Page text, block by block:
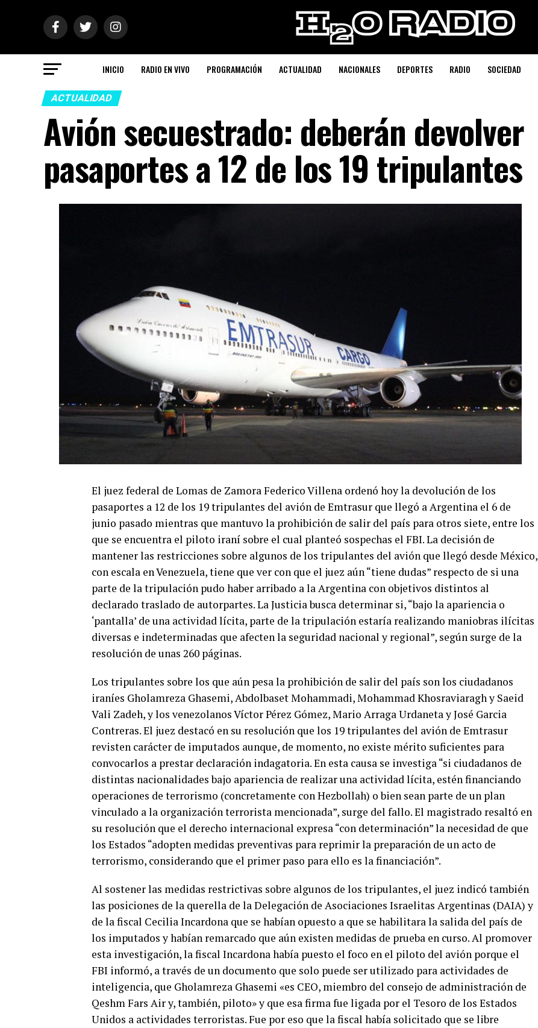
INICIO RADIO EN VIVO PROGRAMACIÓN ACTUALIDAD NACIONALES DEPORTES RADIO SOCIEDAD
ACTUALIDAD
Avión secuestrado: deberán devolver
pasaportes a 12 de los 19 tripulantes
El juez federal de Lomas de Zamora Federico Villena ordenó hoy la devolución de los
pasaportes a 12 de los 19 tripulantes del avión de Emtrasur que llegó a Argentina el 6 de
junio pasado mientras que mantuvo la prohibición de salir del país para otros siete, entre los
que se encuentra el piloto iraní sobre el cual planteó sospechas el FBI. La decisión de
mantener las restricciones sobre algunos de los tripulantes del avión que llegó desde México,
con escala en Venezuela, tiene que ver con que el juez aún “tiene dudas” respecto de si una
parte de la tripulación pudo haber arribado a la Argentina con objetivos distintos al
declarado traslado de autorpartes. La Justicia busca determinar si, “bajo la apariencia o
‘pantalla’ de una actividad lícita, parte de la tripulación estaría realizando maniobras ilícitas
diversas e indeterminadas que afecten la seguridad nacional y regional”, según surge de la
resolución de unas 260 páginas.
Los tripulantes sobre los que aún pesa la prohibición de salir del país son los ciudadanos
iraníes Gholamreza Ghasemi, Abdolbaset Mohammadi, Mohammad Khosraviaragh y Saeid
Vali Zadeh, y los venezolanos Víctor Pérez Gómez, Mario Arraga Urdaneta y José Garcia
Contreras. El juez destacó en su resolución que los 19 tripulantes del avión de Emtrasur
revisten carácter de imputados aunque, de momento, no existe mérito suficientes para
convocarlos a prestar declaración indagatoria. En esta causa se investiga “si ciudadanos de
distintas nacionalidades bajo apariencia de realizar una actividad lícita, estén financiando
operaciones de terrorismo (concretamente con Hezbollah) o bien sean parte de un plan
vinculado a la organización terrorista mencionada”, surge del fallo. El magistrado resaltó en
su resolución que el derecho internacional expresa “con determinación” la necesidad de que
los Estados “adopten medidas preventivas para reprimir la preparación de un acto de
terrorismo, considerando que el primer paso para ello es la financiación”.
Al sostener las medidas restrictivas sobre algunos de los tripulantes, el juez indicó también
las posiciones de la querella de la Delegación de Asociaciones Israelitas Argentinas (DAIA) y
de la fiscal Cecilia Incardona que se habían opuesto a que se habilitara la salida del país de
los imputados y habían remarcado que aún existen medidas de prueba en curso. Al promover
esta investigación, la fiscal Incardona había puesto el foco en el piloto del avión porque el
FBI informó, a través de un documento que solo puede ser utilizado para actividades de
inteligencia, que Gholamreza Ghasemi «es CEO, miembro del consejo de administración de
Qeshm Fars Air y, también, piloto» y que esa firma fue ligada por el Tesoro de los Estados
Unidos a actividades terroristas. Fue por eso que la fiscal había solicitado que se libre